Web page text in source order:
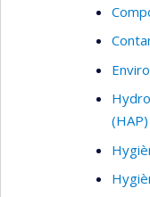
(HAP)